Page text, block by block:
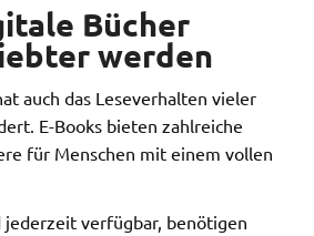
Bücher
werden
auch das Leseverhalten vieler
E-Books bieten zahlreiche
für Menschen mit einem vollen
jederzeit verfügbar, benötigen